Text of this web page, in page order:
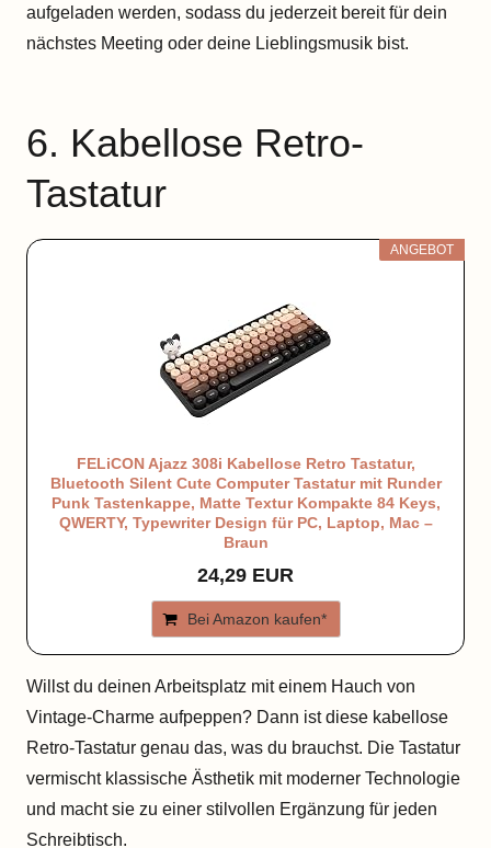
aufgeladen werden, sodass du jederzeit bereit für dein
nächstes Meeting oder deine Lieblingsmusik bist.
6. Kabellose Retro-
Tastatur
ANGEBOT
FELiCON Ajazz 308i Kabellose Retro Tastatur,
Bluetooth Silent Cute Computer Tastatur mit Runder
Punk Tastenkappe, Matte Textur Kompakte 84 Keys,
QWERTY, Typewriter Design für PC, Laptop, Mac –
Braun
24,29 EUR
Bei Amazon kaufen*
Willst du deinen Arbeitsplatz mit einem Hauch von
Vintage-Charme aufpeppen? Dann ist diese kabellose
Retro-Tastatur genau das, was du brauchst. Die Tastatur
vermischt klassische Ästhetik mit moderner Technologie
und macht sie zu einer stilvollen Ergänzung für jeden
Schreibtisch.